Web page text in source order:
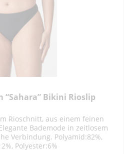
“Sahara” Bikini Rioslip
Rioschnitt, aus einem feinen
Bademode in zeitlosem
Verbindung. Polyamid:82%,
Polyester:6%